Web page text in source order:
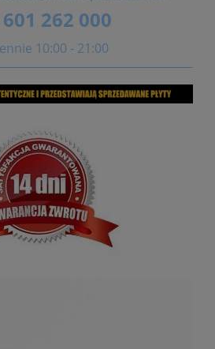
262 000
10:00 - 21:00